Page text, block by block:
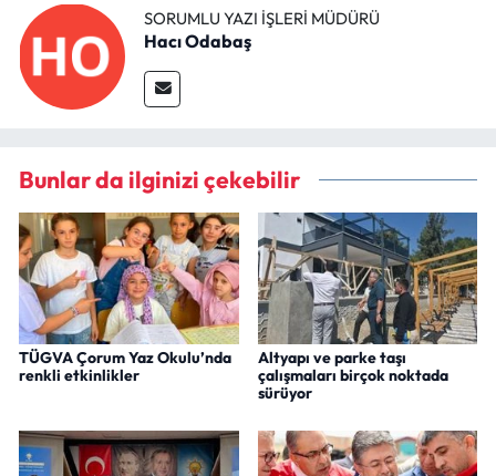
SORUMLU YAZI İŞLERI MÜDÜRÜ
Hacı Odabaş
Bunlar da ilginizi çekebilir
TÜGVA Çorum Yaz Okulu’nda
renkli etkinlikler
Altyapı ve parke taşı
çalışmaları birçok noktada
sürüyor